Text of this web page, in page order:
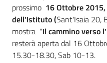
Seguici
su
prossimo 16 Ottobre
dell'Istituto (Sant'Isaia 20,
mostra "Il cammino verso
resterà aperta dal 16
15.30-18.30, Sab 10-13.